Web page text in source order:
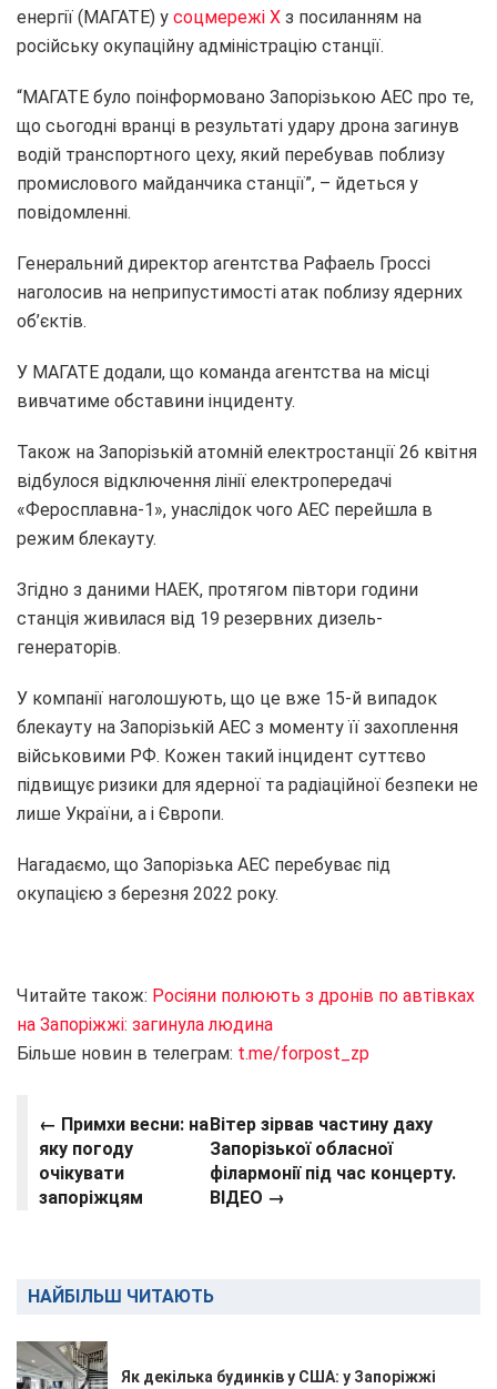
енергії (МАГАТЕ) у соцмережі X з посиланням на
російську окупаційну адміністрацію станції.
“МАГАТЕ було поінформовано Запорізькою АЕС про те,
що сьогодні вранці в результаті удару дрона загинув
водій транспортного цеху, який перебував поблизу
промислового майданчика станції”, – йдеться у
повідомленні.
Генеральний директор агентства Рафаель Гроссі
наголосив на неприпустимості атак поблизу ядерних
об’єктів.
У МАГАТЕ додали, що команда агентства на місці
вивчатиме обставини інциденту.
Також на Запорізькій атомній електростанції 26 квітня
відбулося відключення лінії електропередачі
«Феросплавна‑1», унаслідок чого АЕС перейшла в
режим блекауту.
Згідно з даними НАЕК, протягом півтори години
станція живилася від 19 резервних дизель-
генераторів.
У компанії наголошують, що це вже 15-й випадок
блекауту на Запорізькій АЕС з моменту її захоплення
військовими РФ. Кожен такий інцидент суттєво
підвищує ризики для ядерної та радіаційної безпеки не
лише України, а і Європи.
Нагадаємо, що Запорізька АЕС перебуває під
окупацією з березня 2022 року.
Читайте також: Росіяни полюють з дронів по автівках
на Запоріжжі: загинула людина
Більше новин в телеграм: t.me/forpost_zp
← Примхи весни: на
яку погоду
очікувати
запоріжцям
Вітер зірвав частину даху
Запорізької обласної
філармонії під час концерту.
ВІДЕО →
НАЙБІЛЬШ ЧИТАЮТЬ
Як декілька будинків у США: у Запоріжжі